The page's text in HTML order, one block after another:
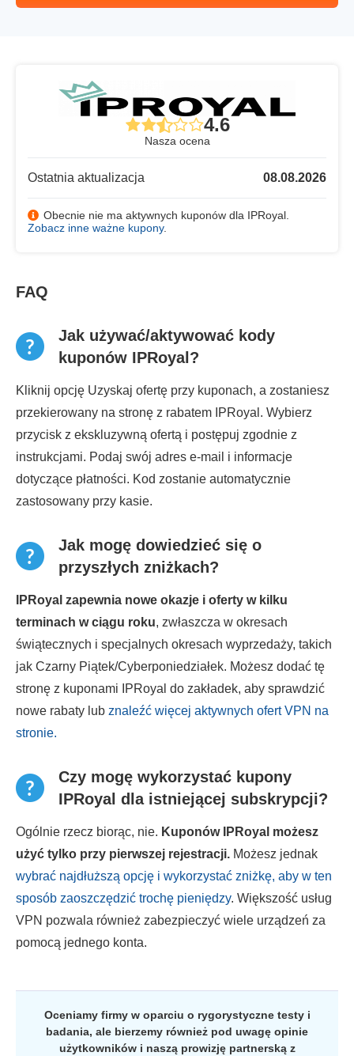
4.6
Nasza ocena
Ostatnia aktualizacja 08.08.2026
Obecnie nie ma aktywnych kuponów dla IPRoyal.
Zobacz inne ważne kupony.
FAQ
Jak używać/aktywować kody
kuponów IPRoyal?
Kliknij opcję Uzyskaj ofertę przy kuponach, a zostaniesz
przekierowany na stronę z rabatem IPRoyal. Wybierz
przycisk z ekskluzywną ofertą i postępuj zgodnie z
instrukcjami. Podaj swój adres e-mail i informacje
dotyczące płatności. Kod zostanie automatycznie
zastosowany przy kasie.
Jak mogę dowiedzieć się o
przyszłych zniżkach?
IPRoyal zapewnia nowe okazje i oferty w kilku
terminach w ciągu roku, zwłaszcza w okresach
świątecznych i specjalnych okresach wyprzedaży, takich
jak Czarny Piątek/Cyberponiedziałek. Możesz dodać tę
stronę z kuponami IPRoyal do zakładek, aby sprawdzić
nowe rabaty lub znaleźć więcej aktywnych ofert VPN na
stronie.
Czy mogę wykorzystać kupony
IPRoyal dla istniejącej subskrypcji?
Ogólnie rzecz biorąc, nie. Kuponów IPRoyal możesz
użyć tylko przy pierwszej rejestracji. Możesz jednak
wybrać najdłuższą opcję i wykorzystać zniżkę, aby w ten
sposób zaoszczędzić trochę pieniędzy. Większość usług
VPN pozwala również zabezpieczyć wiele urządzeń za
pomocą jednego konta.
Oceniamy firmy w oparciu o rygorystyczne testy i
badania, ale bierzemy również pod uwagę opinie
użytkowników i naszą prowizję partnerską z